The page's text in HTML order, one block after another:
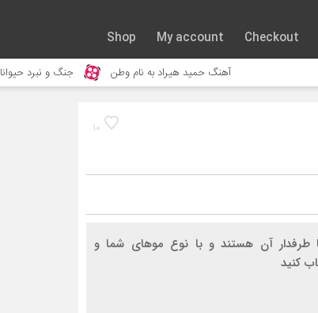
Checkout
My account
Shop
آهنگ حمید هیراد به نام وطن جنگ و نبرد حیوانات وحشی –
10
طرفدار آن هستند و با نوع موهای شما و
کنید